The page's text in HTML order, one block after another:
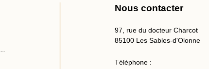
Nous contacter
97, rue du docteur Charcot
85100 Les Sables-d'Olonne
Téléphone :